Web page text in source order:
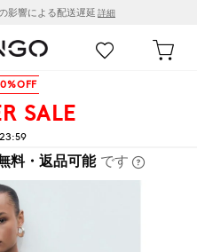
影響による配送遅延 詳細
SALE
料・返品可能 です